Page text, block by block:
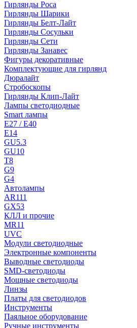
Гирлянды Роса
Гирлянды Шарики
Гирлянды Белт-Лайт
Гирлянды Сосульки
Гирлянды Сети
Гирлянды Занавес
Фигуры декоративные
Комплектующие для гирлянд
Дюралайт
Стробоскопы
Гирлянды Клип-Лайт
Лампы светодиодные
Smart лампы
E27 / E40
E14
GU5.3
GU10
T8
G9
G4
Автолампы
AR111
GX53
КЛЛ и прочие
MR11
UVC
Модули светодиодные
Электронные компоненты
Выводные светодиоды
SMD-светодиоды
Мощные светодиоды
Линзы
Платы для светодиодов
Инструменты
Паяльное оборудование
Ручные инструменты